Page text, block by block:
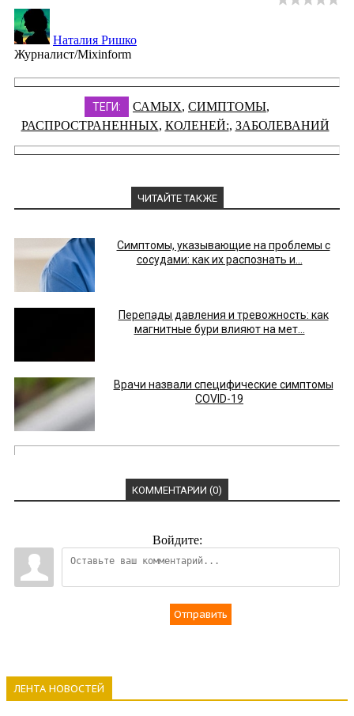
Наталия Ришко
Журналист/Mixinform
ТЕГИ: САМЫХ, СИМПТОМЫ,
РАСПРОСТРАНЕННЫХ, КОЛЕНЕЙ:, ЗАБОЛЕВАНИЙ
ЧИТАЙТЕ ТАКЖЕ
Симптомы, указывающие на проблемы с
сосудами: как их распознать и...
Перепады давления и тревожность: как
магнитные бури влияют на мет...
Врачи назвали специфические симптомы
COVID-19
КОММЕНТАРИИ (0)
Войдите:
Отправить
ЛЕНТА НОВОСТЕЙ